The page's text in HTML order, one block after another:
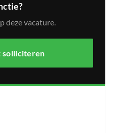
deze vacature.